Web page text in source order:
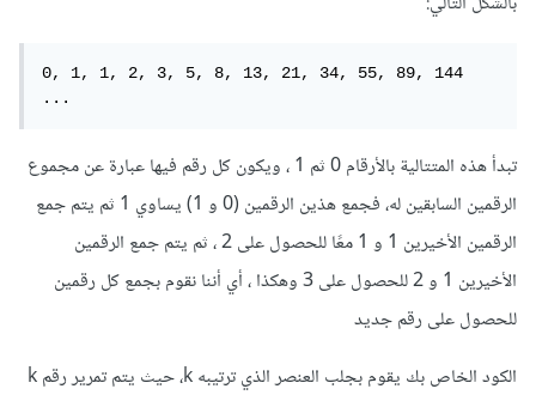
0, 1, 1, 2, 3, 5, 8, 13, 21, 34, 55, 89, 144
...
تبدأ هذه المتتالية بالأرقام 0 ثم 1 ، ويكون كل رقم فيها عبارة عن مجموع
الرقمين السابقين له، فجمع هذين الرقمين (0 و 1) يساوي 1 ثم يتم جمع
الرقمين الأخيرين 1 و 1 معًا للحصول على 2 ، ثم يتم جمع الرقمين
الأخيرين 1 و 2 للحصول على 3 وهكذا ، أي أننا نقوم بجمع كل رقمين
للحصول على رقم جديد
الكود الخاص بك يقوم بجلب العنصر الذي ترتيبه k، حيث يتم تمرير رقم k